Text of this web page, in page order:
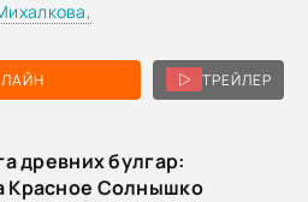
ТРЕЙЛЕР
древних булгар:
Красное Солнышко